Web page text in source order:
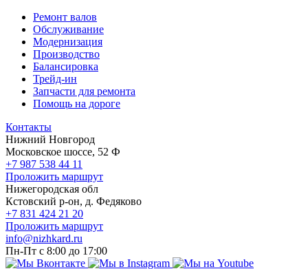
Ремонт валов
Обслуживание
Модернизация
Производство
Балансировка
Трейд-ин
Запчасти для ремонта
Помощь на дороге
Контакты
Нижний Новгород
Московское шоссе, 52 Ф
+7 987 538 44 11
Проложить маршрут
Нижегородская обл
Кстовский р-он, д. Федяково
+7 831 424 21 20
Проложить маршрут
info@nizhkard.ru
Пн-Пт с 8:00 до 17:00